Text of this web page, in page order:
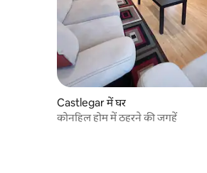
Castlegar में घर
कोनहिल होम में ठहरने की जगहें